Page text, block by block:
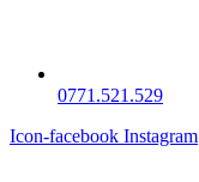
0771.521.529
Icon-facebook Instagram